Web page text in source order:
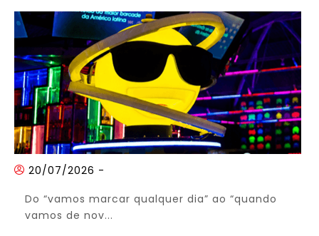
20/07/2026 -
Do “vamos marcar qualquer dia” ao “quando
vamos de nov...